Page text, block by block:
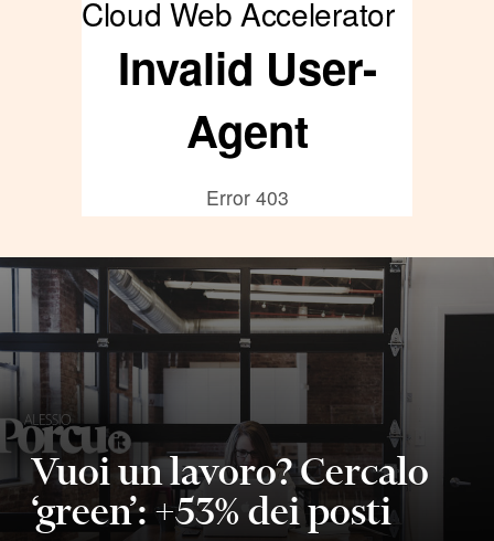
Vuoi un lavoro? Cercalo
‘green’: +53% dei posti